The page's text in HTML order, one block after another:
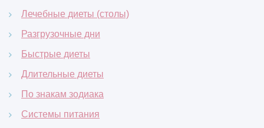
Лечебные диеты (столы)
Разгрузочные дни
Быстрые диеты
Длительные диеты
По знакам зодиака
Системы питания